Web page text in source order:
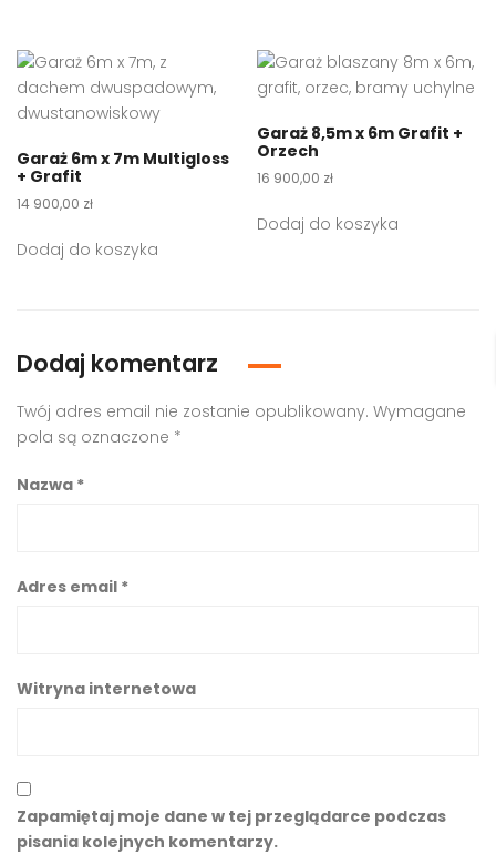
Garaż 6m x 7m Multigloss
+ Grafit
14 900,00 zł
Dodaj do koszyka
Garaż 8,5m x 6m Grafit +
Orzech
16 900,00 zł
Dodaj do koszyka
Dodaj komentarz
Twój adres email nie zostanie opublikowany. Wymagane
pola są oznaczone *
Nazwa *
Adres email *
Witryna internetowa
Zapamiętaj moje dane w tej przeglądarce podczas
pisania kolejnych komentarzy.